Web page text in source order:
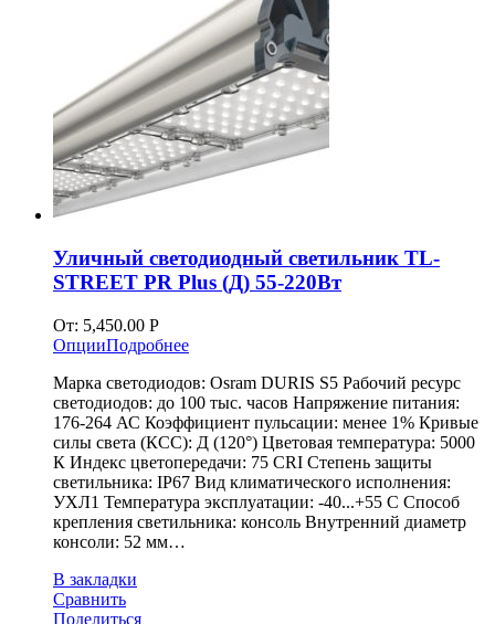
Уличный светодиодный светильник TL-
STREET PR Plus (Д) 55-220Вт
От: 5,450.00 Р
ОпцииПодробнее
Марка светодиодов: Osram DURIS S5 Рабочий ресурс
светодиодов: до 100 тыс. часов Напряжение питания:
176-264 АС Коэффициент пульсации: менее 1% Кривые
силы света (КСС): Д (120°) Цветовая температура: 5000
К Индекс цветопередачи: 75 CRI Степень защиты
светильника: IP67 Вид климатического исполнения:
УХЛ1 Температура эксплуатации: -40...+55 С Способ
крепления светильника: консоль Внутренний диаметр
консоли: 52 мм…
В закладки
Сравнить
Поделиться